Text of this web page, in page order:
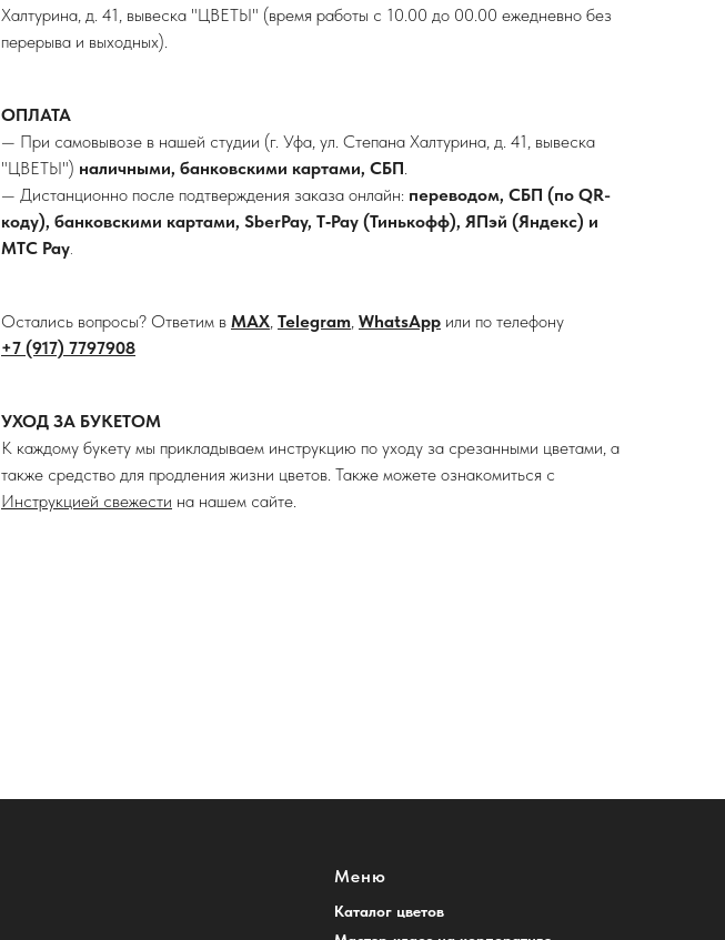
Халтурина, д. 41, вывеска "ЦВЕТЫ" (время работы с 10.00 до 00.00 ежедневно без
перерыва и выходных).
ОПЛАТА
— При самовывозе в нашей студии (г. Уфа, ул. Степана Халтурина, д. 41, вывеска
"ЦВЕТЫ") наличными, банковскими картами, СБП.
— Дистанционно после подтверждения заказа онлайн: переводом, СБП (по QR-
коду), банковскими картами, SberPay, T‑Pay (Тинькофф), ЯПэй (Яндекс) и
МТС Pay
Остались вопросы? Ответим в MAX, Telegram, WhatsApp или по телефону
+7 (917) 7797908
УХОД ЗА БУКЕТОМ
К каждому букету мы прикладываем инструкцию по уходу за срезанными цветами, а
также средство для продления жизни цветов. Также можете ознакомиться с
Инструкцией свежести на нашем сайте.
Меню
Каталог цветов